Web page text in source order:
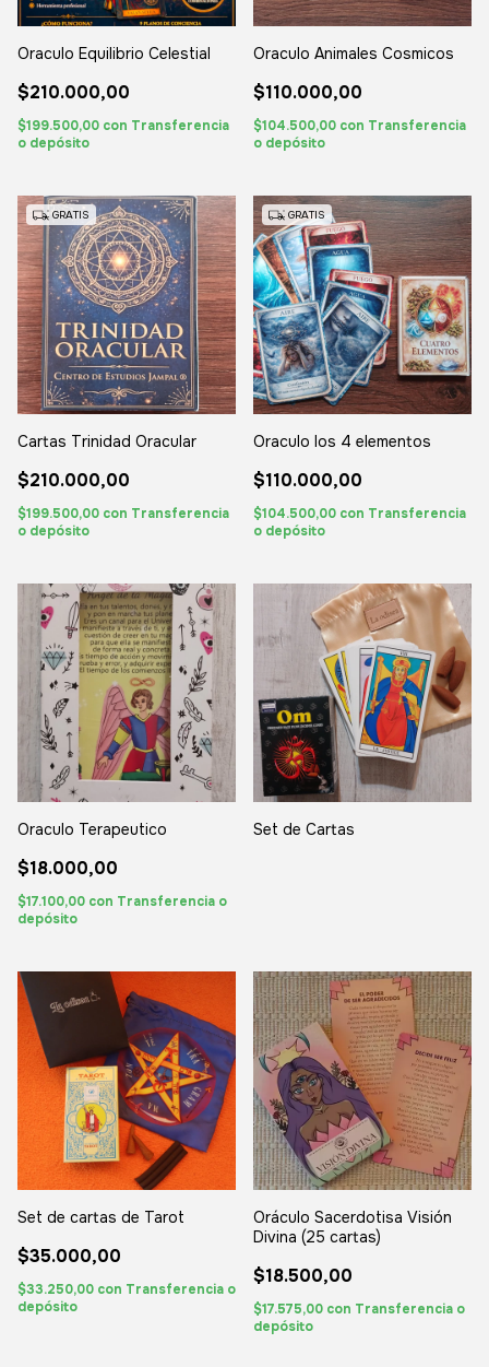
Oraculo Equilibrio Celestial
$210.000,00
$199.500,00 con Transferencia
o depósito
Oraculo Animales Cosmicos
$110.000,00
$104.500,00 con Transferencia
o depósito
GRATIS
Cartas Trinidad Oracular
$210.000,00
$199.500,00 con Transferencia
o depósito
GRATIS
Oraculo los 4 elementos
$110.000,00
$104.500,00 con Transferencia
o depósito
Oraculo Terapeutico
$18.000,00
$17.100,00 con Transferencia o
depósito
Set de Cartas
Set de cartas de Tarot
$35.000,00
$33.250,00 con Transferencia o
depósito
Oráculo Sacerdotisa Visión
Divina (25 cartas)
$18.500,00
$17.575,00 con Transferencia o
depósito